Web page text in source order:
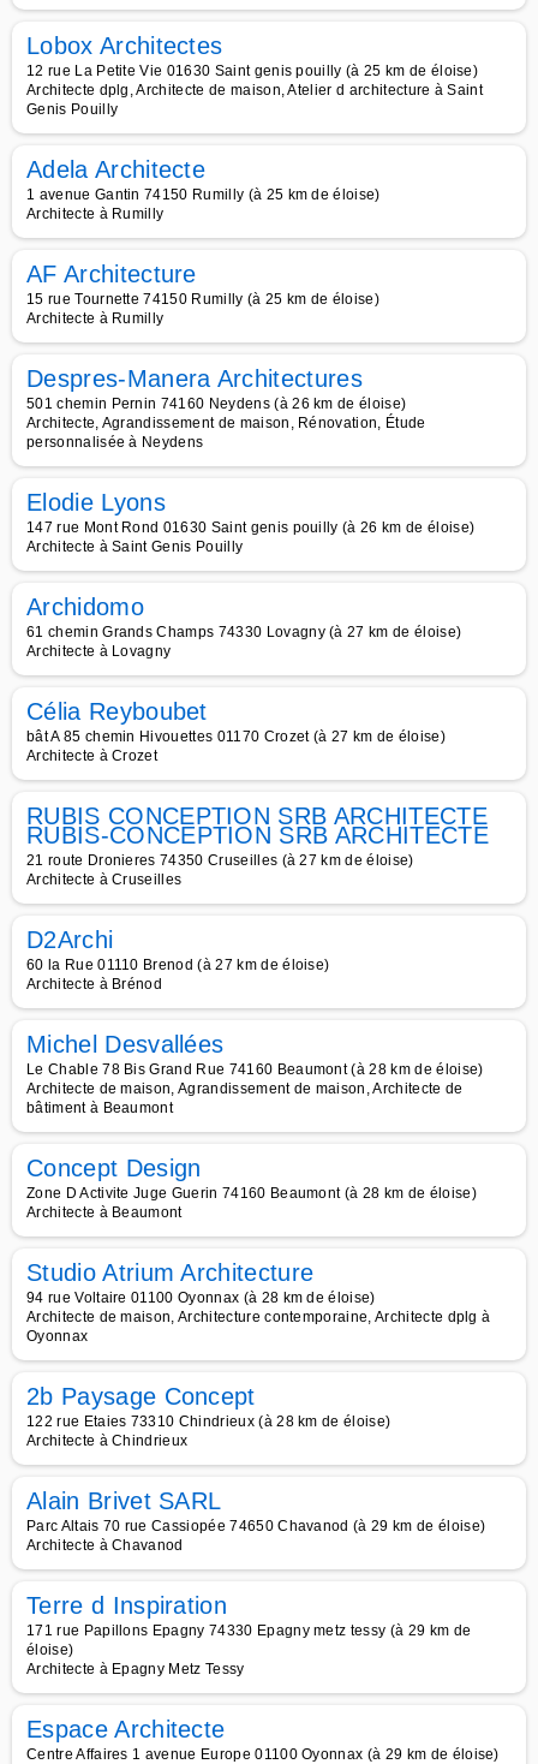
Lobox Architectes
12 rue La Petite Vie 01630 Saint genis pouilly (à 25 km de éloise)
Architecte dplg, Architecte de maison, Atelier d architecture à Saint
Genis Pouilly
Adela Architecte
1 avenue Gantin 74150 Rumilly (à 25 km de éloise)
Architecte à Rumilly
AF Architecture
15 rue Tournette 74150 Rumilly (à 25 km de éloise)
Architecte à Rumilly
Despres-Manera Architectures
501 chemin Pernin 74160 Neydens (à 26 km de éloise)
Architecte, Agrandissement de maison, Rénovation, Étude
personnalisée à Neydens
Elodie Lyons
147 rue Mont Rond 01630 Saint genis pouilly (à 26 km de éloise)
Architecte à Saint Genis Pouilly
Archidomo
61 chemin Grands Champs 74330 Lovagny (à 27 km de éloise)
Architecte à Lovagny
Célia Reyboubet
bât A 85 chemin Hivouettes 01170 Crozet (à 27 km de éloise)
Architecte à Crozet
RUBIS CONCEPTION SRB ARCHITECTE
RUBIS-CONCEPTION SRB ARCHITECTE
21 route Dronieres 74350 Cruseilles (à 27 km de éloise)
Architecte à Cruseilles
D2Archi
60 la Rue 01110 Brenod (à 27 km de éloise)
Architecte à Brénod
Michel Desvallées
Le Chable 78 Bis Grand Rue 74160 Beaumont (à 28 km de éloise)
Architecte de maison, Agrandissement de maison, Architecte de
bâtiment à Beaumont
Concept Design
Zone D Activite Juge Guerin 74160 Beaumont (à 28 km de éloise)
Architecte à Beaumont
Studio Atrium Architecture
94 rue Voltaire 01100 Oyonnax (à 28 km de éloise)
Architecte de maison, Architecture contemporaine, Architecte dplg à
Oyonnax
2b Paysage Concept
122 rue Etaies 73310 Chindrieux (à 28 km de éloise)
Architecte à Chindrieux
Alain Brivet SARL
Parc Altais 70 rue Cassiopée 74650 Chavanod (à 29 km de éloise)
Architecte à Chavanod
Terre d Inspiration
171 rue Papillons Epagny 74330 Epagny metz tessy (à 29 km de
éloise)
Architecte à Epagny Metz Tessy
Espace Architecte
Centre Affaires 1 avenue Europe 01100 Oyonnax (à 29 km de éloise)